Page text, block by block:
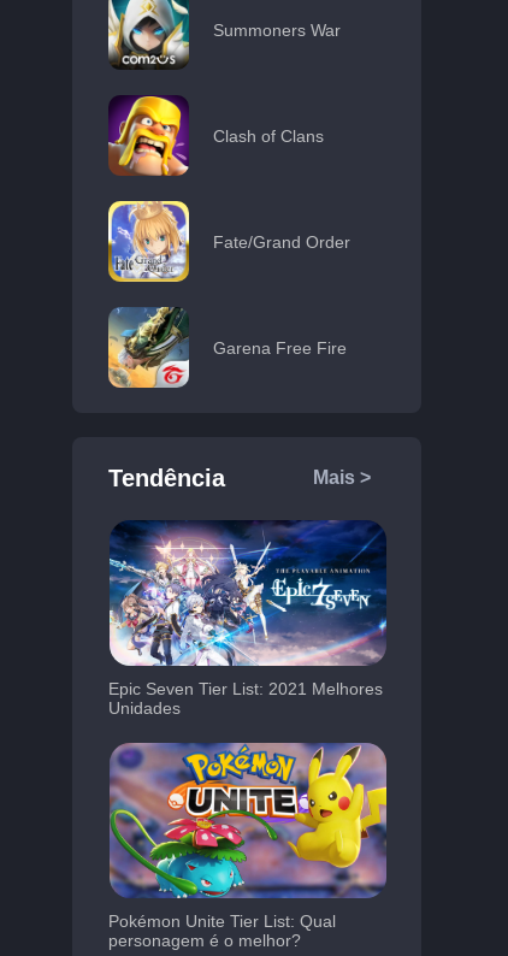
Summoners War
Clash of Clans
Fate/Grand Order
Garena Free Fire
Tendência Mais >
Epic Seven Tier List: 2021 Melhores
Unidades
Pokémon Unite Tier List: Qual
personagem é o melhor?